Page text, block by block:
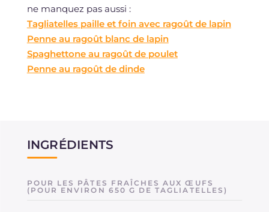
ne manquez pas aussi :
Tagliatelles paille et foin avec ragoût de lapin
Penne au ragoût blanc de lapin
Spaghettone au ragoût de poulet
Penne au ragoût de dinde
INGRÉDIENTS
POUR LES PÂTES FRAÎCHES AUX ŒUFS
(POUR ENVIRON 650 G DE TAGLIATELLES)